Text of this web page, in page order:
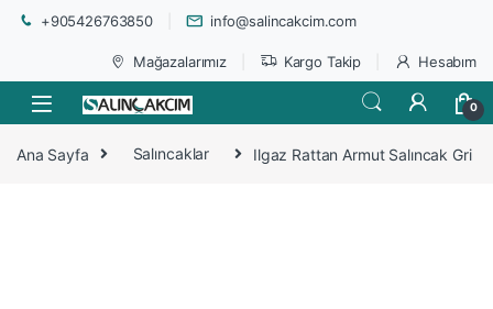
+905426763850 info@salincakcim.com
Mağazalarımız Kargo Takip Hesabım
0
Ana Sayfa Salıncaklar Ilgaz Rattan Armut Salıncak Gri